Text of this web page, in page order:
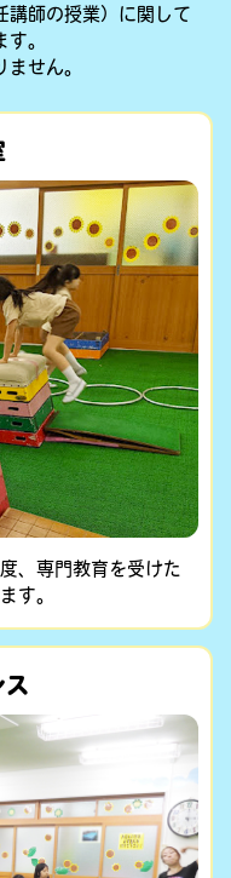
講師の授業）に関して
。
せん。
、専門教育を受けた
す。
ス